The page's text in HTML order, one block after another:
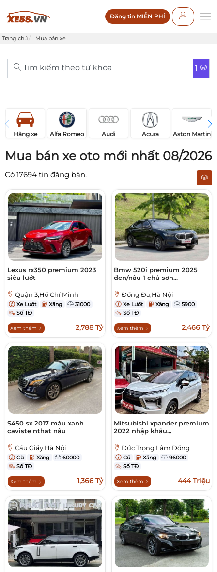
Đăng tin MIỄN PHÍ
Trang chủ Mua bán xe
Tìm kiếm theo từ khóa 1
Hãng xe Alfa Romeo Audi Acura Aston Martin
Mua bán xe oto mới nhất 08/2026
Có 17694 tin đăng bán.
Lexus rx350 premium 2023
siêu lướt
Quận 3,Hồ Chí Minh
Xe Lướt Xăng
31000
Số TĐ
Xem thêm 2,788 Tỷ
Bmw 520i premium 2025
đen/nâu 1 chủ sơn...
Đống Đa,Hà Nội
Xe Lướt Xăng
5900
Số TĐ
Xem thêm 2,466 Tỷ
S450 sx 2017 màu xanh
caviste nthat nâu
Cầu Giấy,Hà Nội
Cũ Xăng
60000
Số TĐ
Xem thêm 1,366 Tỷ
Mitsubishi xpander premium
2022 nhập khẩu...
Đức Trọng,Lâm Đồng
Cũ Xăng
96000
Số TĐ
Xem thêm 444 Triệu